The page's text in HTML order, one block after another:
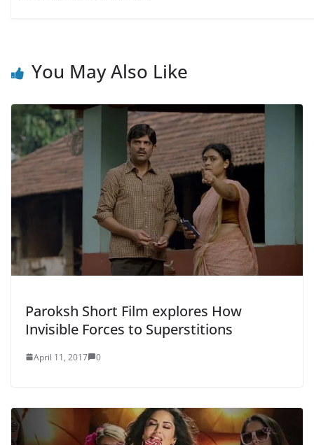
You May Also Like
Paroksh Short Film explores How
Invisible Forces to Superstitions
April 11, 2017 0